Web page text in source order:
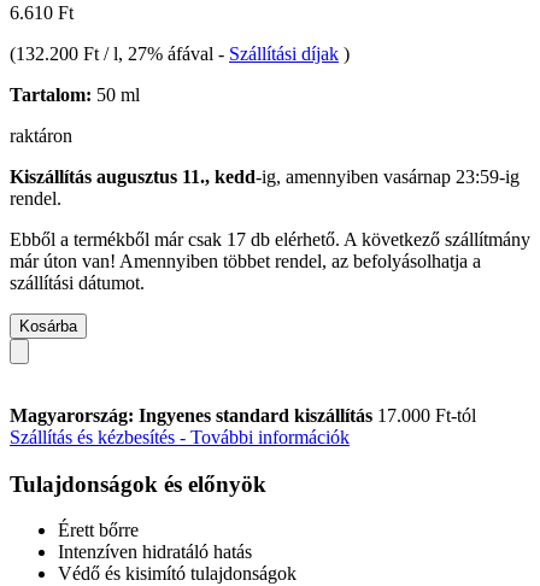
6.610 Ft
(132.200 Ft / l, 27% áfával - Szállítási díjak )
Tartalom: 50 ml
raktáron
Kiszállítás augusztus 11., kedd-ig, amennyiben vasárnap 23:59-ig
rendel.
Ebből a termékből már csak 17 db elérhető. A következő szállítmány
már úton van! Amennyiben többet rendel, az befolyásolhatja a
szállítási dátumot.
Kosárba
Magyarország: Ingyenes standard kiszállítás 17.000 Ft-tól
Szállítás és kézbesítés - További információk
Tulajdonságok és előnyök
Érett bőrre
Intenzíven hidratáló hatás
Védő és kisimító tulajdonságok